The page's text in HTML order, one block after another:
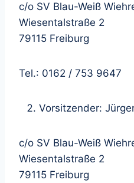
c/o SV Blau-Weiß
Wiesentalstraße 2
79115 Freiburg
Tel.: 0162 / 753 9647
Vorsitzender:
c/o SV Blau-Weiß
Wiesentalstraße 2
79115 Freiburg